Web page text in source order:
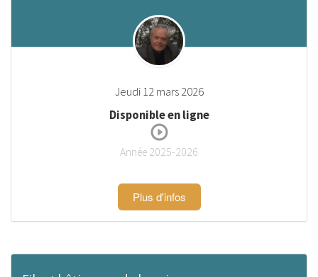
Jeudi 12 mars 2026
Disponible en ligne
Année 2025-2026
Plus d'infos